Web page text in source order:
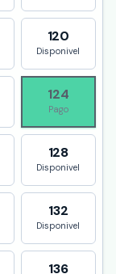
120
Disponivel
124
Pago
128
Disponivel
132
Disponivel
136